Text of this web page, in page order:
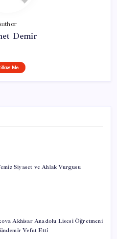
Demir
Me
Siyaset ve Ahlak Vurgusu
Akhisar Anadolu Lisesi Öğretmeni
Vefat Etti